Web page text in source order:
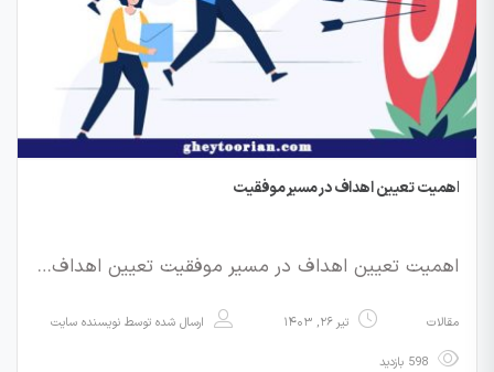
اهمیت تعیین اهداف در مسیر موفقیت
اهمیت تعیین اهداف در مسیر موفقیت تعیین اهداف…
مقالات تیر ۲۶, ۱۴۰۳ ارسال شده توسط نویسنده سایت